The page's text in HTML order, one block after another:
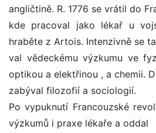
angličtině. R. 1776 se vrátil do
kde pracoval jako lékař u
hraběte z Artois. Intenzivně se
val vědeckému výzkumu ve
optikou a elektřinou , a chemii.
zabýval filozofií a sociologií.
Po vypuknutí Francouzské
výzkumů i praxe lékaře a oddal